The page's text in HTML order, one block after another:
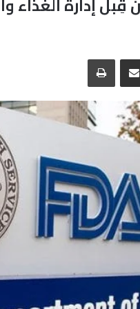
مشاركة عبر البريد طباعة